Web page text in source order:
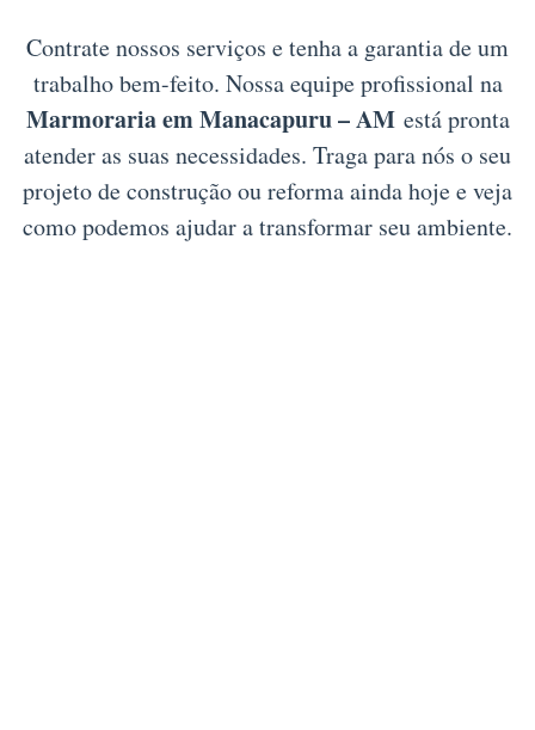
Contrate nossos serviços e tenha a garantia de um
trabalho bem-feito. Nossa equipe profissional na
Marmoraria em Manacapuru – AMestá pronta
atender as suas necessidades. Traga para nós o seu
projeto de construção ou reforma ainda hoje e veja
como podemos ajudar a transformar seu ambiente.